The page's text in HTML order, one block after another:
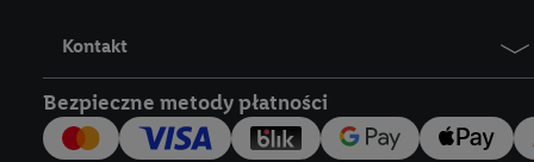
Kontakt
Bezpieczne metody płatności
tak, Utiq udostępni
numeru
szczególności